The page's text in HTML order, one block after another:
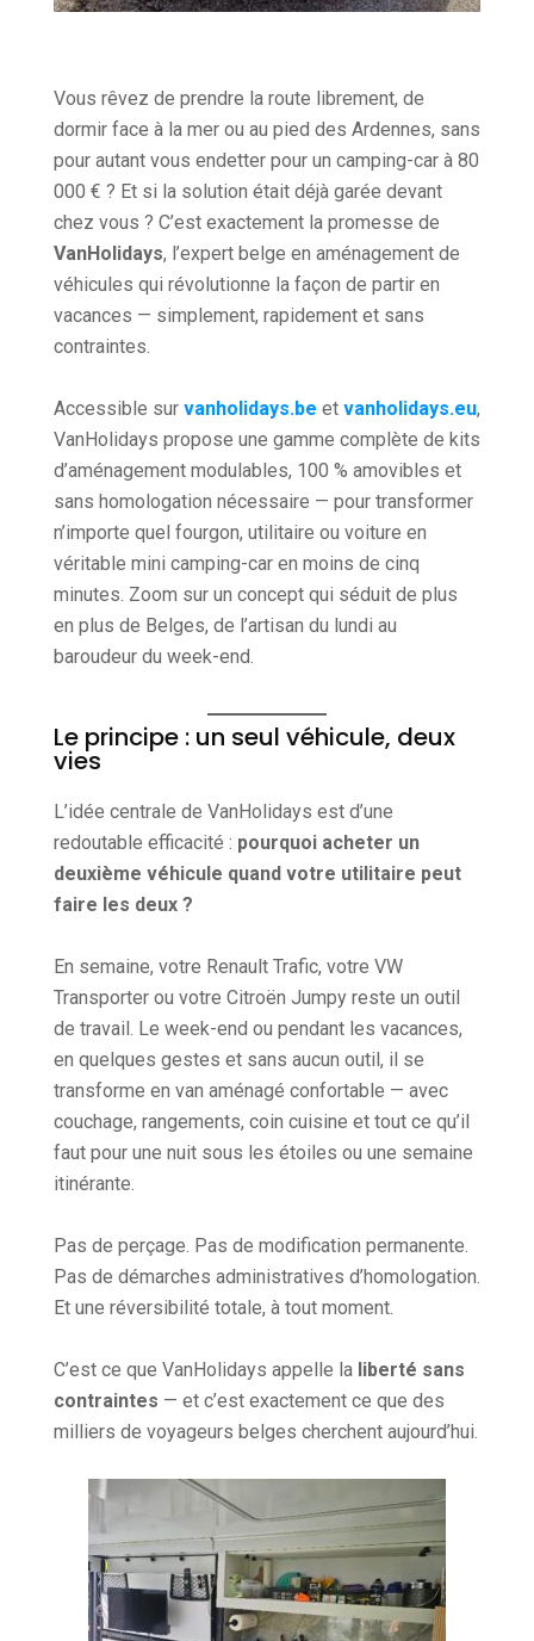
Vous rêvez de prendre la route librement, de
dormir face à la mer ou au pied des Ardennes, sans
pour autant vous endetter pour un camping-car à 80
000 € ? Et si la solution était déjà garée devant
chez vous ? C’est exactement la promesse de
VanHolidays, l’expert belge en aménagement de
véhicules qui révolutionne la façon de partir en
vacances — simplement, rapidement et sans
contraintes.
Accessible sur vanholidays.be et vanholidays.eu,
VanHolidays propose une gamme complète de kits
d’aménagement modulables, 100 % amovibles et
sans homologation nécessaire — pour transformer
n’importe quel fourgon, utilitaire ou voiture en
véritable mini camping-car en moins de cinq
minutes. Zoom sur un concept qui séduit de plus
en plus de Belges, de l’artisan du lundi au
baroudeur du week-end.
Le principe : un seul véhicule, deux
vies
L’idée centrale de VanHolidays est d’une
redoutable efficacité : pourquoi acheter un
deuxième véhicule quand votre utilitaire peut
faire les deux ?
En semaine, votre Renault Trafic, votre VW
Transporter ou votre Citroën Jumpy reste un outil
de travail. Le week-end ou pendant les vacances,
en quelques gestes et sans aucun outil, il se
transforme en van aménagé confortable — avec
couchage, rangements, coin cuisine et tout ce qu’il
faut pour une nuit sous les étoiles ou une semaine
itinérante.
Pas de perçage. Pas de modification permanente.
Pas de démarches administratives d’homologation.
Et une réversibilité totale, à tout moment.
C’est ce que VanHolidays appelle la liberté sans
contraintes — et c’est exactement ce que des
milliers de voyageurs belges cherchent aujourd’hui.